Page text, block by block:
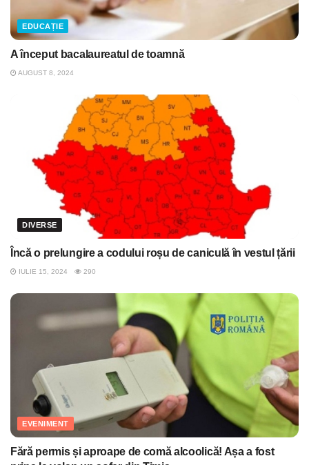
EDUCAȚIE
A început bacalaureatul de toamnă
AUGUST 8, 2024
DIVERSE
Încă o prelungire a codului roșu de caniculă în vestul țării
IULIE 15, 2024 290
EVENIMENT
Fără permis și aproape de comă alcoolică! Așa a fost